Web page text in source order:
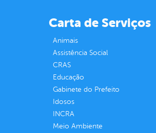
Carta de Serviços
Animais
Assistência Social
CRAS
Educação
Gabinete do Prefeito
Idosos
INCRA
Meio Ambiente